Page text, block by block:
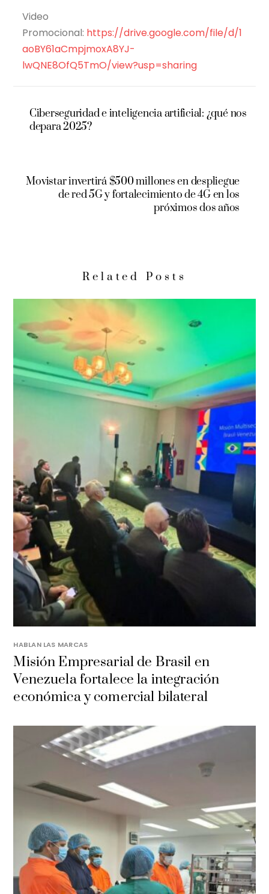
Video
Promocional: https://drive.google.com/file/d/1
aoBY61aCmpjmoxA8YJ-
lwQNE8OfQ5TmO/view?usp=sharing
Ciberseguridad e inteligencia artificial: ¿qué nos
depara 2025?
Movistar invertirá $500 millones en despliegue
de red 5G y fortalecimiento de 4G en los
próximos dos años
Related Posts
HABLAN LAS MARCAS
Misión Empresarial de Brasil en
Venezuela fortalece la integración
económica y comercial bilateral